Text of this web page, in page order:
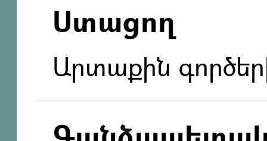
Ստացող
Արտաքին